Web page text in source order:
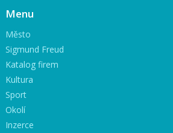
Menu
Město
Sigmund Freud
Katalog firem
Kultura
Sport
Okolí
Inzerce